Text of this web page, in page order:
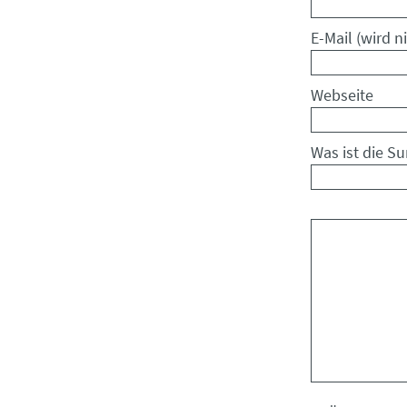
Pflichtfeld
E-Mail (wird
Webseite
Was ist die